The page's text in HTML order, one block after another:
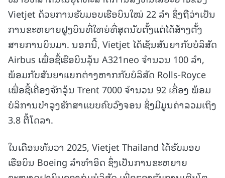
Vietjet ດ້ວຍການຮັບມອບເຮືອບິນໃໝ່ 22 ລໍາ ຊຶ່ງຖືວ່າເປັນ
ການຂະຫຍາຍຝູງບິນທີ່ໃຫຍ່ທີ່ສຸດນັບຕັ້ງແຕ່ໄດ້ສ້າງຕັ້ງ
ສາຍການບິນມາ. ນອກນີ້, Vietjet ໄດ້ເຊັນສັນຍາກັບບໍລິສັດ
Airbus ເພື່ອຊື້ເຮືອບິນລຸ້ນ A321neo ຈຳນວນ 100 ລໍາ,
ພ້ອມກັບສັນຍາແຍກຕ່າງຫາກກັບບໍລິສັດ Rolls-Royce
ເພື່ອຊື້ເຄື່ອງຈັກລຸ້ນ Trent 7000 ຈໍານວນ 92 ເຄື່ອງ ພ້ອມ
ບໍລິການບຳລຸງຮັກສາແບບຄົບວົງຈອນ ຊຶ່ງມີມູນຄ່າລວມເຖິງ
3.8 ຕື້ໂດລາ.
ໃນເດືອນທັນວາ 2025, Vietjet Thailand ໄດ້ຮັບມອບ
ເຮືອບິນ Boeing ລຳທຳອິດ ຊຶ່ງເປັນການຂະຫຍາຍ